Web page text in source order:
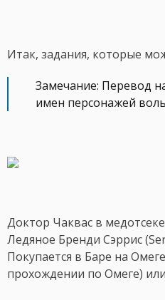
Итак, задания, которые
Замечание: Перевод
имен персонажей
Доктор Чаквас в
Ледяное Бренди Сэррис
Покупается в Баре на
прохождении по Омеге)